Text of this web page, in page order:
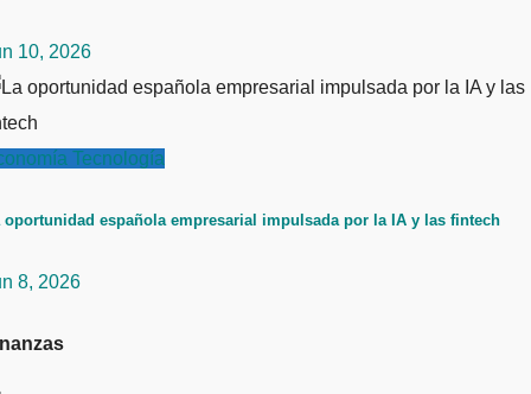
10, 2026
Tecnología
oportunidad española empresarial impulsada por la IA y las fintech
8, 2026